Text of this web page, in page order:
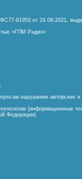
81953 от 24.09.2021,
«ГПМ Радио»
нарушения авторских
(информационные
Федерации)